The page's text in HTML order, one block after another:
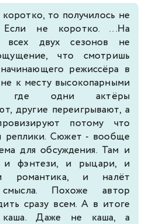
то получилось не
Если не коротко. ...На
всех двух сезонов не
что смотришь
режиссёра в
к месту высокопарными
где одни актёры
другие переигрывают, а
потому что
реплики. Сюжет - вообще
для обсуждения. Там и
и фэнтези, и рыцари, и
романтика, и налёт
смысла. Похоже автор
сразу всем. А в итоге
каша. Даже не каша, а